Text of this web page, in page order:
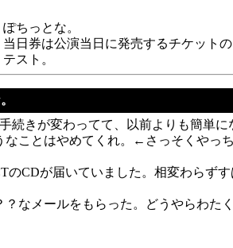
ぽちっとな。
当日券は公演当日に発売するチケットの
テスト。
続きが変わってて、以前よりも簡単に
なことはやめてくれ。←さっそくやっ
のCDが届いていました。相変わらずす
なメールをもらった。どうやらわた